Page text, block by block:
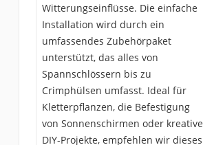
Witterungseinflüsse. Die einfache
Installation wird durch ein
umfassendes Zubehörpaket
unterstützt, das alles von
Spannschlössern bis zu
Crimphülsen umfasst. Ideal für
Kletterpflanzen, die Befestigung
von Sonnenschirmen oder kreative
DIY-Projekte, empfehlen wir dieses